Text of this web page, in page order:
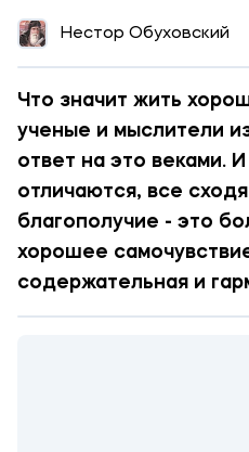
Нестор Обуховский
Что значит жить
ученые и мыслители
ответ на это веками. И
отличаются, все
благополучие - это
хорошее
содержательная и